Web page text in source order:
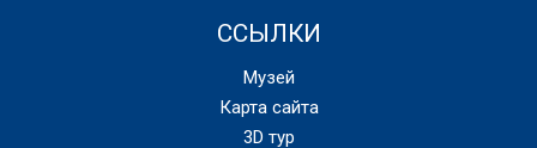
ССЫЛКИ
Музей
Карта сайта
3D тур